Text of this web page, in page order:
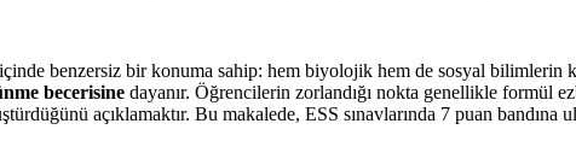
benzersiz bir konuma sahip: hem biyolojik hem de sosyal bilimlerin
becerisine dayanır. Öğrencilerin zorlandığı nokta genellikle formül
açıklamaktır. Bu makalede, ESS sınavlarında 7 puan bandına